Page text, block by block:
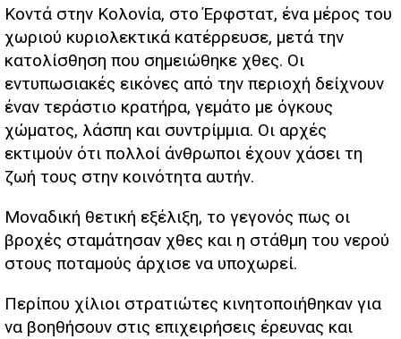
Κοντά στην Κολονία, στο Έρφστατ, ένα μέρος του
χωριού κυριολεκτικά κατέρρευσε, μετά την
κατολίσθηση που σημειώθηκε χθες. Οι
εντυπωσιακές εικόνες από την περιοχή δείχνουν
έναν τεράστιο κρατήρα, γεμάτο με όγκους
χώματος, λάσπη και συντρίμμια. Οι αρχές
εκτιμούν ότι πολλοί άνθρωποι έχουν χάσει τη
ζωή τους στην κοινότητα αυτήν.
Μοναδική θετική εξέλιξη, το γεγονός πως οι
βροχές σταμάτησαν χθες και η στάθμη του νερού
στους ποταμούς άρχισε να υποχωρεί.
Περίπου χίλιοι στρατιώτες κινητοποιήθηκαν για
να βοηθήσουν στις επιχειρήσεις έρευνας και